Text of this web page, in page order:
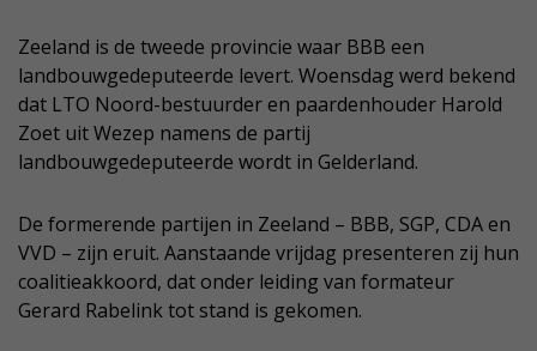
Zeeland is de tweede provincie waar BBB een
landbouwgedeputeerde levert. Woensdag werd bekend
dat LTO Noord-bestuurder en paardenhouder Harold
Zoet uit Wezep namens de partij
landbouwgedeputeerde wordt in Gelderland.
De formerende partijen in Zeeland – BBB, SGP, CDA en
VVD – zijn eruit. Aanstaande vrijdag presenteren zij hun
coalitieakkoord, dat onder leiding van formateur
Gerard Rabelink tot stand is gekomen.